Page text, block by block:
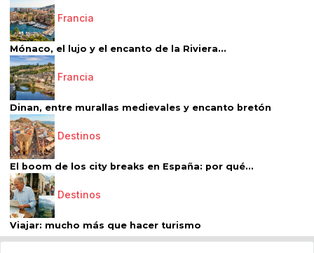
Francia
Mónaco, el lujo y el encanto de la Riviera...
Francia
Dinan, entre murallas medievales y encanto bretón
Destinos
El boom de los city breaks en España: por qué...
Destinos
Viajar: mucho más que hacer turismo